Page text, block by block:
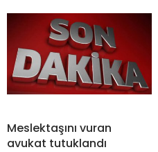
Meslektaşını vuran
avukat tutuklandı